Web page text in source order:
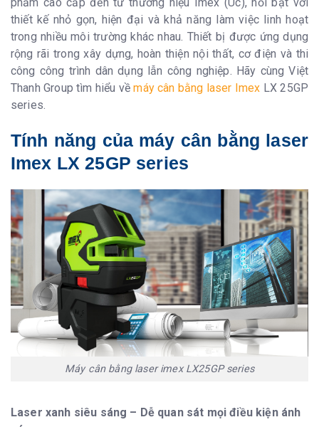
thiết kế nhỏ gọn, hiện đại và khả năng làm việc linh hoạt
trong nhiều môi trường khác nhau. Thiết bị được ứng dụng
rộng rãi trong xây dựng, hoàn thiện nội thất, cơ điện và thi
công công trình dân dụng lẫn công nghiệp. Hãy cùng Việt
Thanh Group tìm hiểu vềmáy cân bằng laser Imex LX 25GP
series.
Tính năng của máy cân bằng laser
Imex LX 25GP series
Máy cân bằng laser imex LX25GP series
Laser xanh siêu sáng – Dễ quan sát mọi điều kiện ánh